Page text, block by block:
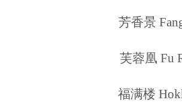
芳香景
芙蓉凰 Fu
福满楼